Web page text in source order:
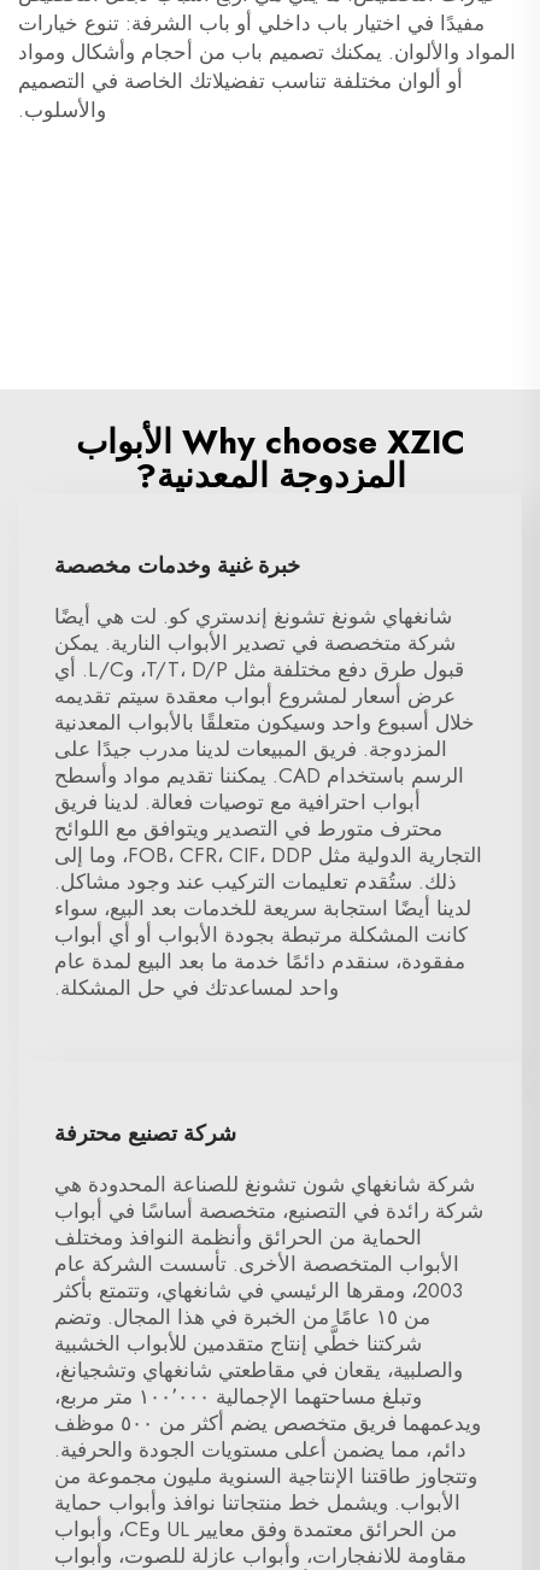
مفيدًا في اختيار باب داخلي أو باب الشرفة: تنوع خيارات
المواد والألوان. يمكنك تصميم باب من أحجام وأشكال ومواد
أو ألوان مختلفة تناسب تفضيلاتك الخاصة في التصميم
والأسلوب.
Why choose XZIC الأبواب
المزدوجة المعدنية?
خبرة غنية وخدمات مخصصة
شانغهاي شونغ تشونغ إندستري كو. لت هي أيضًا
شركة متخصصة في تصدير الأبواب النارية. يمكن
قبول طرق دفع مختلفة مثل T/T، D/P، وL/C. أي
عرض أسعار لمشروع أبواب معقدة سيتم تقديمه
خلال أسبوع واحد وسيكون متعلقًا بالأبواب المعدنية
المزدوجة. فريق المبيعات لدينا مدرب جيدًا على
الرسم باستخدام CAD. يمكننا تقديم مواد وأسطح
أبواب احترافية مع توصيات فعالة. لدينا فريق
محترف متورط في التصدير ويتوافق مع اللوائح
التجارية الدولية مثل FOB، CFR، CIF، DDP، وما إلى
ذلك. ستُقدم تعليمات التركيب عند وجود مشاكل.
لدينا أيضًا استجابة سريعة للخدمات بعد البيع، سواء
كانت المشكلة مرتبطة بجودة الأبواب أو أي أبواب
مفقودة، سنقدم دائمًا خدمة ما بعد البيع لمدة عام
واحد لمساعدتك في حل المشكلة.
شركة تصنيع محترفة
شركة شانغهاي شون تشونغ للصناعة المحدودة هي
شركة رائدة في التصنيع، متخصصة أساسًا في أبواب
الحماية من الحرائق وأنظمة النوافذ ومختلف
الأبواب المتخصصة الأخرى. تأسست الشركة عام
2003، ومقرها الرئيسي في شانغهاي، وتتمتع بأكثر
من ١٥ عامًا من الخبرة في هذا المجال. وتضم
شركتنا خطَّي إنتاج متقدمين للأبواب الخشبية
والصلبية، يقعان في مقاطعتي شانغهاي وتشجيانغ،
وتبلغ مساحتهما الإجمالية ١٠٠٬٠٠٠ متر مربع،
ويدعمهما فريق متخصص يضم أكثر من ٥٠٠ موظف
دائم، مما يضمن أعلى مستويات الجودة والحرفية.
وتتجاوز طاقتنا الإنتاجية السنوية مليون مجموعة من
الأبواب. ويشمل خط منتجاتنا نوافذ وأبواب حماية
من الحرائق معتمدة وفق معايير UL وCE، وأبواب
مقاومة للانفجارات، وأبواب عازلة للصوت، وأبواب